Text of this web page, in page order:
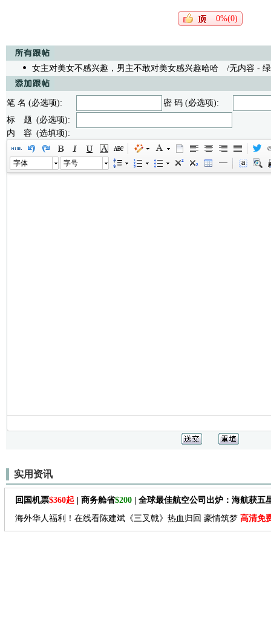
0%(0)
女主对美女不感兴趣，男主不敢对美女感兴趣哈哈 /无内容 - 绿
笔 名 (必选项):
密 码 (必选项):
标 题 (必选项):
内 容 (选填项):
字体 字号
实用资讯
回国机票$360起 | 商务舱省$200 | 全球最佳航空公司出炉：海航获五
海外华人福利！在线看陈建斌《三叉戟》热血归回 豪情筑梦 高清免